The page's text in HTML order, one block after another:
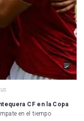
CF en la Copa
en el tiempo